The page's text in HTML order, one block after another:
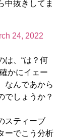
中抜きしてま
24, 2022
は、“は？何
かにイェー
なんであから
でしょうか？
スティーブ
ーでこう分析